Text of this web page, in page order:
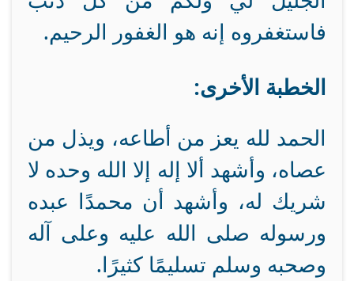
فاستغفروه إنه هو الغفور الرحيم.
الخطبة الأخرى:
الحمد لله يعز من أطاعه، ويذل من
عصاه، وأشهد ألا إله إلا الله وحده لا
شريك له، وأشهد أن محمدًا عبده
ورسوله صلى الله عليه وعلى آله
وصحبه وسلم تسليمًا كثيرًا.